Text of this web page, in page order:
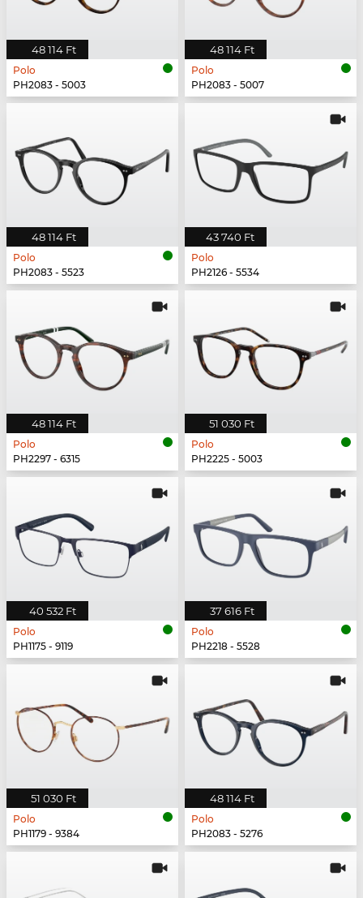
48 114 Ft
Polo
PH2083 - 5003
48 114 Ft
Polo
PH2083 - 5007
48 114 Ft
Polo
PH2083 - 5523
43 740 Ft
Polo
PH2126 - 5534
48 114 Ft
Polo
PH2297 - 6315
51 030 Ft
Polo
PH2225 - 5003
40 532 Ft
Polo
PH1175 - 9119
37 616 Ft
Polo
PH2218 - 5528
51 030 Ft
Polo
PH1179 - 9384
48 114 Ft
Polo
PH2083 - 5276